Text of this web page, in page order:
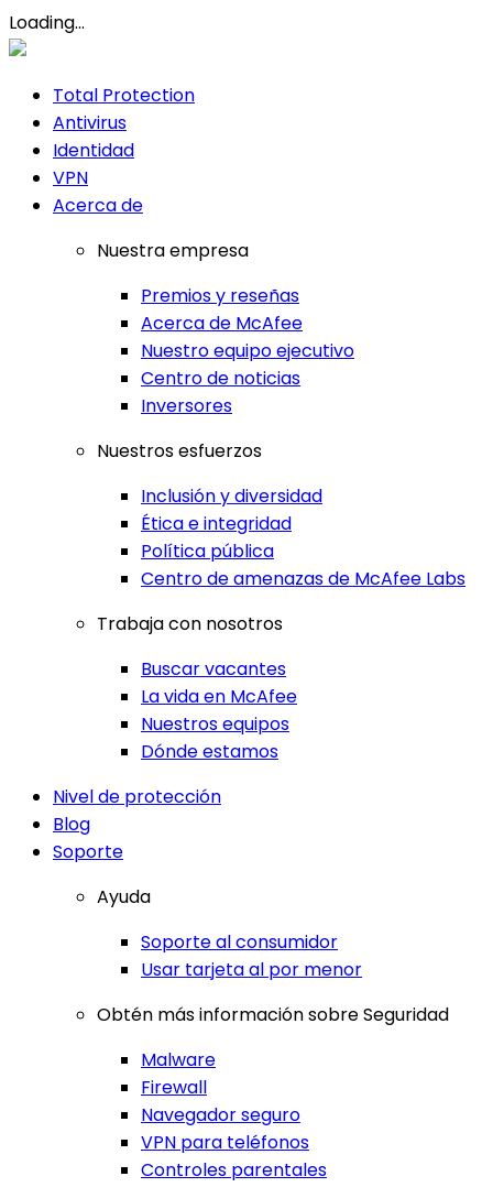
Loading...
Total Protection
Antivirus
Identidad
VPN
Acerca de
Nuestra empresa
Premios y reseñas
Acerca de McAfee
Nuestro equipo ejecutivo
Centro de noticias
Inversores
Nuestros esfuerzos
Inclusión y diversidad
Ética e integridad
Política pública
Centro de amenazas de McAfee Labs
Trabaja con nosotros
Buscar vacantes
La vida en McAfee
Nuestros equipos
Dónde estamos
Nivel de protección
Blog
Soporte
Ayuda
Soporte al consumidor
Usar tarjeta al por menor
Obtén más información sobre Seguridad
Malware
Firewall
Navegador seguro
VPN para teléfonos
Controles parentales